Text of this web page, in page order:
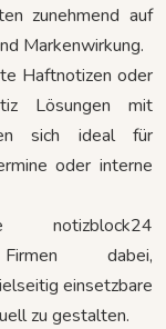
zunehmend auf
Markenwirkung.
Haftnotizen oder
Lösungen mit
sich ideal für
oder interne
notizblock24
dabei,
einsetzbare
zu gestalten.